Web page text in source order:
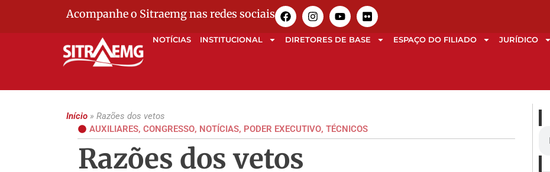
Acompanhe o Sitraemg nas redes sociais
NOTÍCIAS INSTITUCIONAL DIRETORES DE BASE ESPAÇO DO FILIADO JURÍDICO
Início » Razões dos vetos
AUXILIARES, CONGRESSO, NOTÍCIAS, PODER EXECUTIVO, TÉCNICOS
Razões dos vetos